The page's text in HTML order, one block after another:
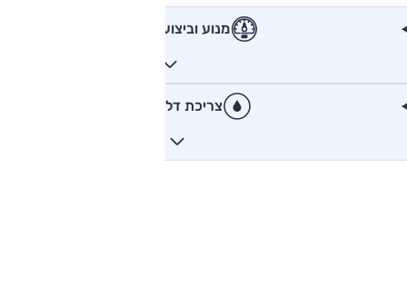
מנוע וביצועים
צריכת דלק